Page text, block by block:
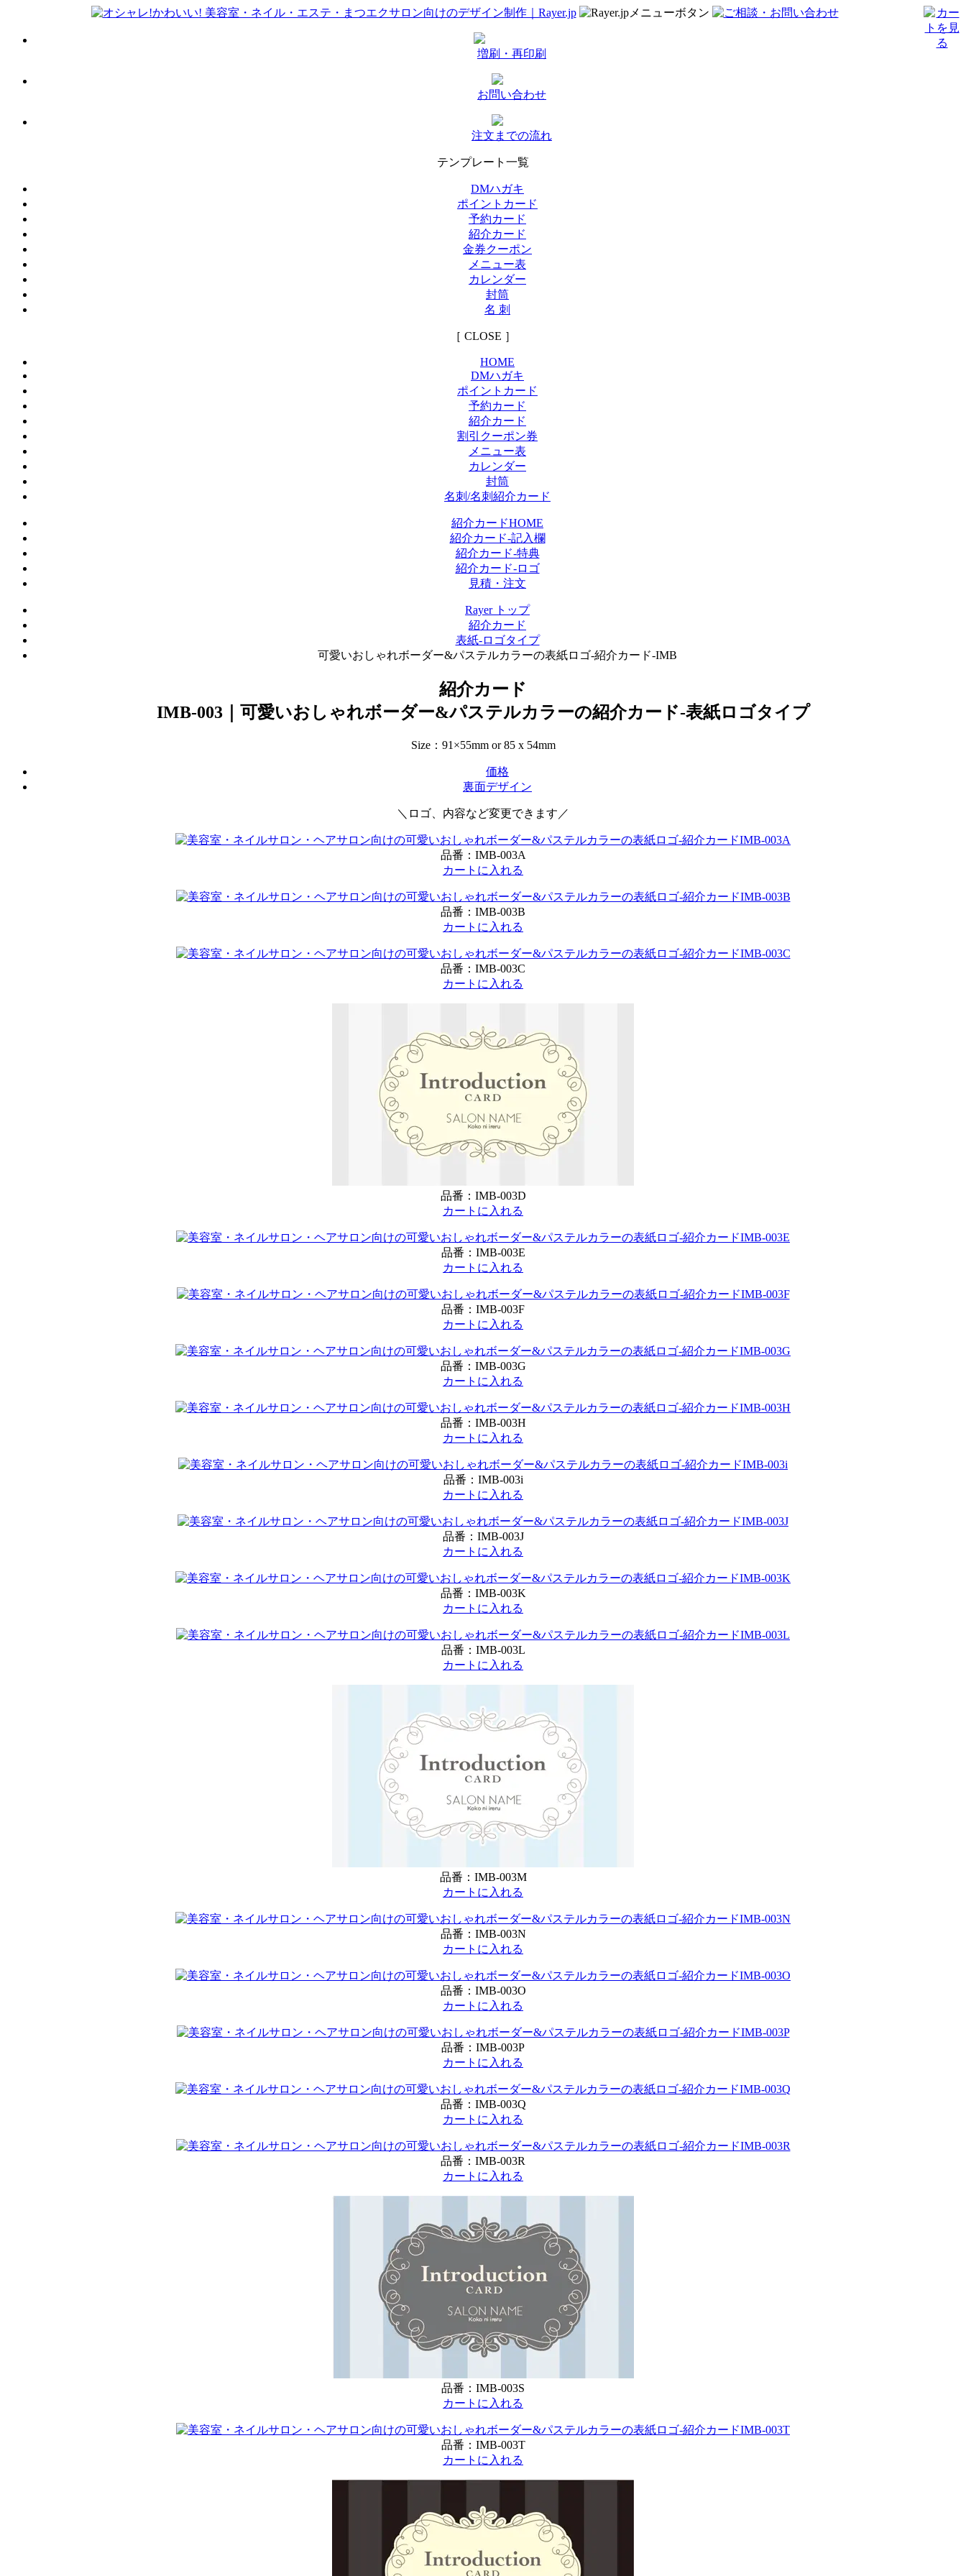
増刷・再印刷
お問い合わせ
注文までの流れ
テンプレート一覧
DMハガキ
ポイントカード
予約カード
紹介カード
金券クーポン
メニュー表
カレンダー
封筒
名 刺
［ CLOSE ］
HOME
DMハガキ
ポイントカード
予約カード
紹介カード
割引クーポン券
メニュー表
カレンダー
封筒
名刺/名刺紹介カード
紹介カードHOME
紹介カード-記入欄
紹介カード-特典
紹介カード-ロゴ
見積・注文
Rayer トップ
紹介カード
表紙-ロゴタイプ
可愛いおしゃれボーダー&パステルカラーの表紙ロゴ-紹介カード-IMB
紹介カード
IMB-003｜可愛いおしゃれボーダー&パステルカラーの紹介カード-表紙ロゴタイプ
Size：91×55mm or 85 x 54mm
価格
裏面デザイン
＼ロゴ、内容など変更できます／
品番： IMB-003A
カートに入れる
品番： IMB-003B
カートに入れる
品番： IMB-003C
カートに入れる
品番： IMB-003D
カートに入れる
品番： IMB-003E
カートに入れる
品番： IMB-003F
カートに入れる
品番： IMB-003G
カートに入れる
品番： IMB-003H
カートに入れる
品番： IMB-003i
カートに入れる
品番： IMB-003J
カートに入れる
品番： IMB-003K
カートに入れる
品番： IMB-003L
カートに入れる
品番： IMB-003M
カートに入れる
品番： IMB-003N
カートに入れる
品番： IMB-003O
カートに入れる
品番： IMB-003P
カートに入れる
品番： IMB-003Q
カートに入れる
品番： IMB-003R
カートに入れる
品番： IMB-003S
カートに入れる
品番： IMB-003T
カートに入れる